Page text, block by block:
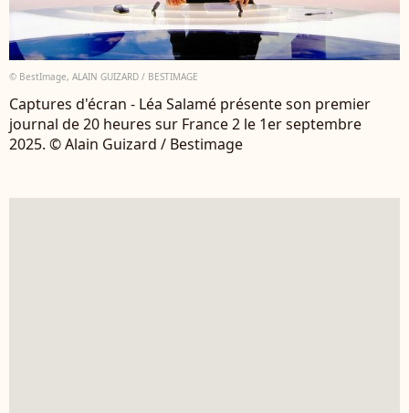
© BestImage, ALAIN GUIZARD / BESTIMAGE
Captures d'écran - Léa Salamé présente son premier
journal de 20 heures sur France 2 le 1er septembre
2025. © Alain Guizard / Bestimage